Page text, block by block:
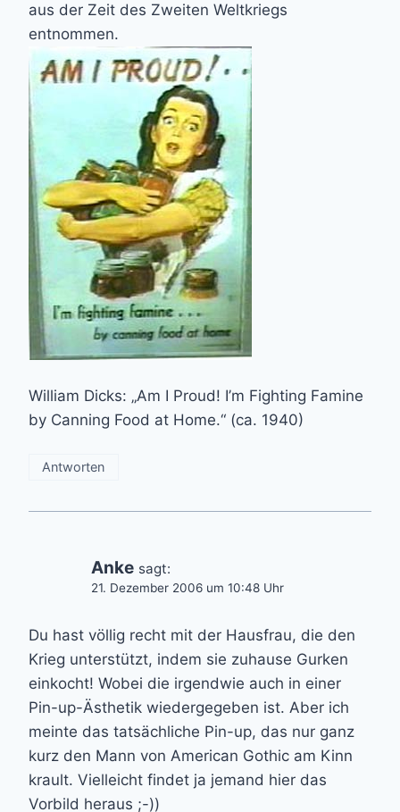
aus der Zeit des Zweiten Weltkriegs
entnommen.
William Dicks: „Am I Proud! I’m Fighting Famine
by Canning Food at Home.“ (ca. 1940)
Antworten
Anke sagt:
21. Dezember 2006 um 10:48 Uhr
Du hast völlig recht mit der Hausfrau, die den
Krieg unterstützt, indem sie zuhause Gurken
einkocht! Wobei die irgendwie auch in einer
Pin-up-Ästhetik wiedergegeben ist. Aber ich
meinte das tatsächliche Pin-up, das nur ganz
kurz den Mann von American Gothic am Kinn
krault. Vielleicht findet ja jemand hier das
Vorbild heraus ;-))